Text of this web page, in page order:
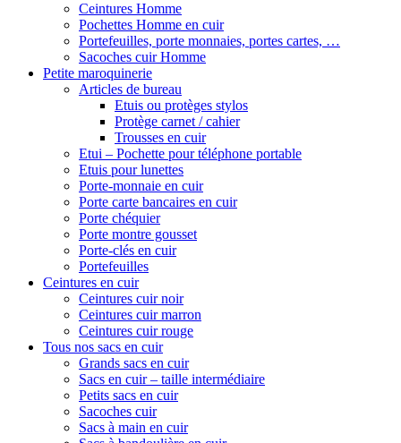
Ceintures Homme
Pochettes Homme en cuir
Portefeuilles, porte monnaies, portes cartes, …
Sacoches cuir Homme
Petite maroquinerie
Articles de bureau
Etuis ou protèges stylos
Protège carnet / cahier
Trousses en cuir
Etui – Pochette pour téléphone portable
Etuis pour lunettes
Porte-monnaie en cuir
Porte carte bancaires en cuir
Porte chéquier
Porte montre gousset
Porte-clés en cuir
Portefeuilles
Ceintures en cuir
Ceintures cuir noir
Ceintures cuir marron
Ceintures cuir rouge
Tous nos sacs en cuir
Grands sacs en cuir
Sacs en cuir – taille intermédiaire
Petits sacs en cuir
Sacoches cuir
Sacs à main en cuir